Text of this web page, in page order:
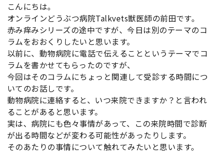
こんにちは。
オンラインどうぶつ病院Talkvets獣医師の前田です。
赤み痒みシリーズの途中ですが、今日は別のテーマのコ
ラムをおおくりしたいと思います。
以前に、動物病院に電話で伝えることというテーマでコ
ラムを書かせてもらったのですが、
今回はそのコラムにちょっと関連して受診する時間につ
いてのお話しです。
動物病院に連絡すると、いつ来院できますか？と言われ
ることがあると思います。
実は、病院にも色々事情があって、この来院時間で診断
が出る時間などが変わる可能性があったりします。
そのあたりの事情について触れてみたいと思います。